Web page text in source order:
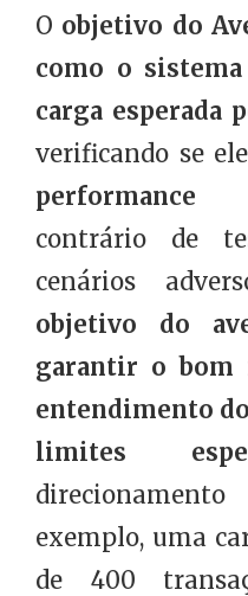
O objetivo do
como o
carga esperada
verificando se
performance
contrário de
cenários
objetivo do
garantir o bom
entendimento
limites
exemplo, uma
de 400